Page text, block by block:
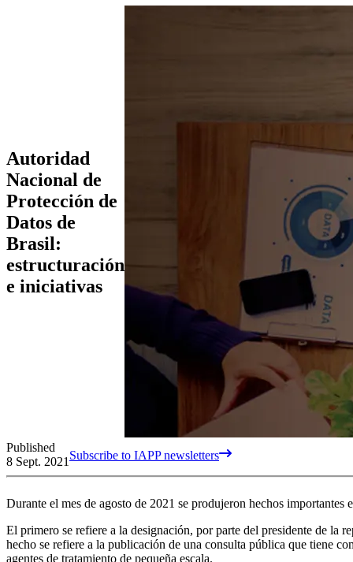
Autoridad
Nacional de
Protección de
Datos de
Brasil:
estructuración
e iniciativas
Published
8 Sept. 2021 Subscribe to IAPP newsletters
Durante el mes de agosto de 2021 se produjeron hechos
El primero se refiere a la designación, por parte del presidente de la
hecho se refiere a la publicación de una consulta pública que tiene
agentes de tratamiento de pequeña escala.